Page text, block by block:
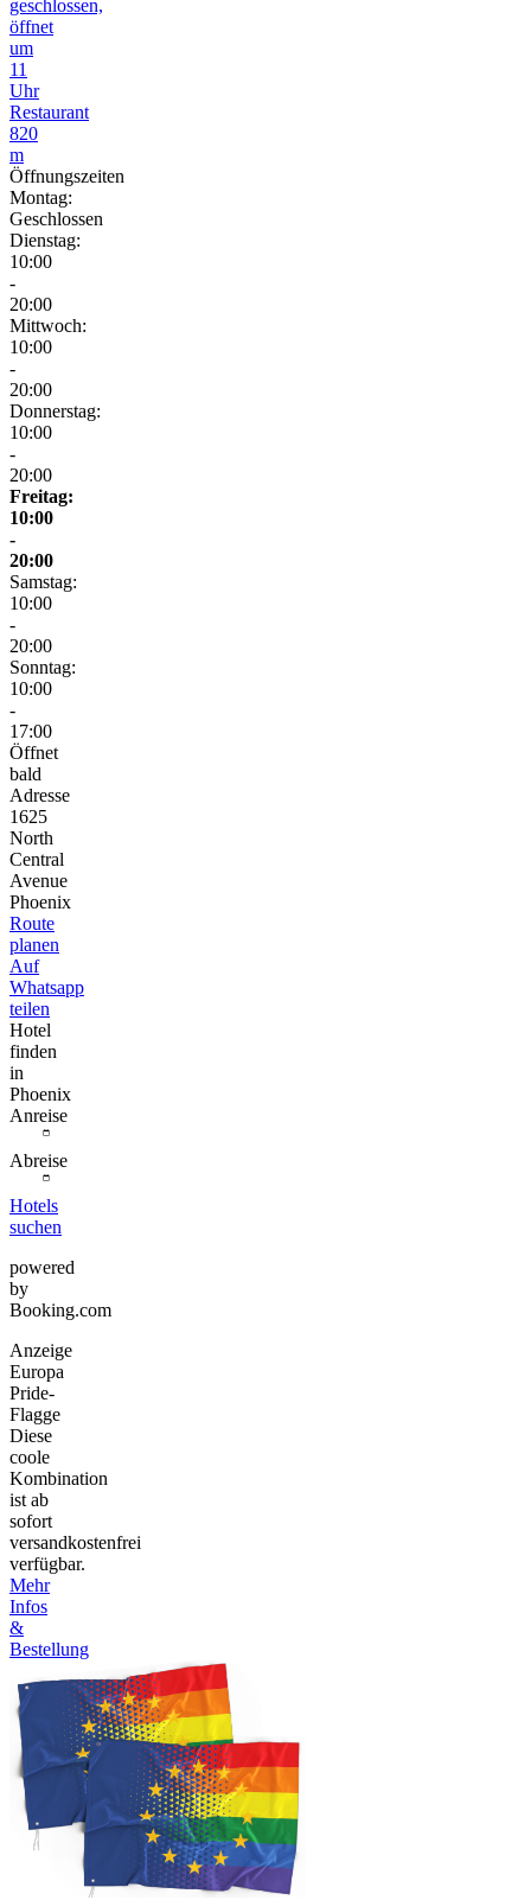
geschlossen,
öffnet
um
11
Uhr
Restaurant
820
m
Öffnungszeiten
Montag:
Geschlossen
Dienstag:
10:00
-
20:00
Mittwoch:
10:00
-
20:00
Donnerstag:
10:00
-
20:00
Freitag:
10:00
-
20:00
Samstag:
10:00
-
20:00
Sonntag:
10:00
-
17:00
Öffnet
bald
Adresse
1625
North
Central
Avenue
Phoenix
Route
planen
Auf
Whatsapp
teilen
Hotel
finden
in
Phoenix
Anreise
Abreise
Hotels
suchen
powered
by
Booking.com
Anzeige
Europa
Pride-
Flagge
Diese
coole
Kombination
ist ab
sofort
versandkostenfrei
verfügbar.
Mehr
Infos
&
Bestellung